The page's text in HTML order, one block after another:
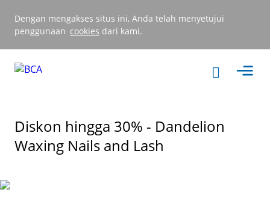
Dengan mengakses situs ini, Anda telah menyetujui
penggunaan cookies dari kami.
Diskon hingga 30% - Dandelion
Waxing Nails and Lash